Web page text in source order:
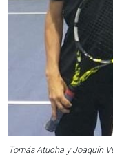
Tomás Atucha y Joaquín